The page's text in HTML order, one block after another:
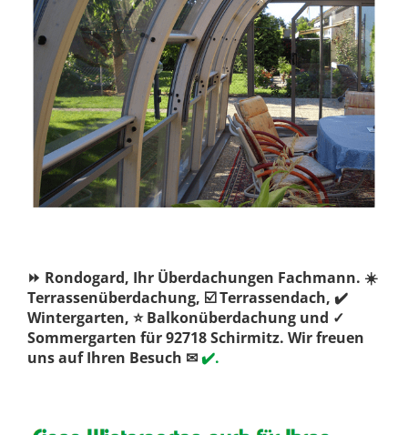
⏩ Rondogard, Ihr Überdachungen Fachmann. ☀️
Terrassenüberdachung, ☑️ Terrassendach, ✔️
Wintergarten, ⭐ Balkonüberdachung und ✓
Sommergarten für 92718 Schirmitz. Wir freuen
uns auf Ihren Besuch ✉✔️.